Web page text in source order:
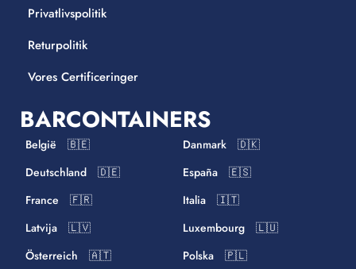
Privatlivspolitik
Returpolitik
Vores Certificeringer
BARCONTAINERS
België 🇧🇪
Danmark 🇩🇰
Deutschland 🇩🇪
España 🇪🇸
France 🇫🇷
Italia 🇮🇹
Latvija 🇱🇻
Luxembourg 🇱🇺
Österreich 🇦🇹
Polska 🇵🇱